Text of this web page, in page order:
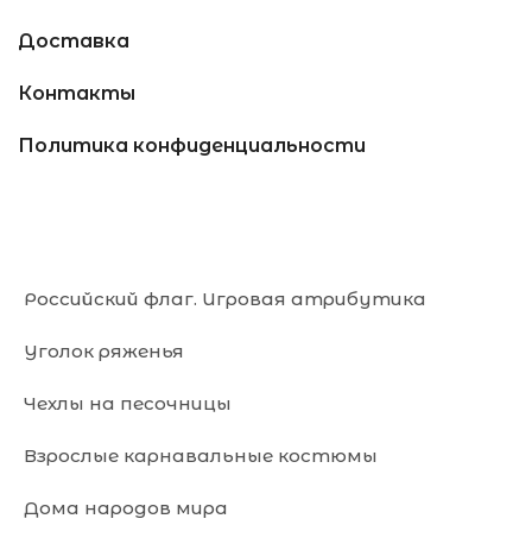
Доставка
Контакты
Политика конфиденциальности
Российский флаг. Игровая атрибутика
Уголок ряженья
Чехлы на песочницы
Взрослые карнавальные костюмы
Дома народов мира